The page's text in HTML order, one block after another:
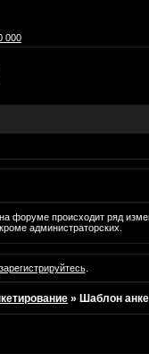
на форуме происходит ряд
администраторских.
зарегистрируйтесь.
» Шаблон